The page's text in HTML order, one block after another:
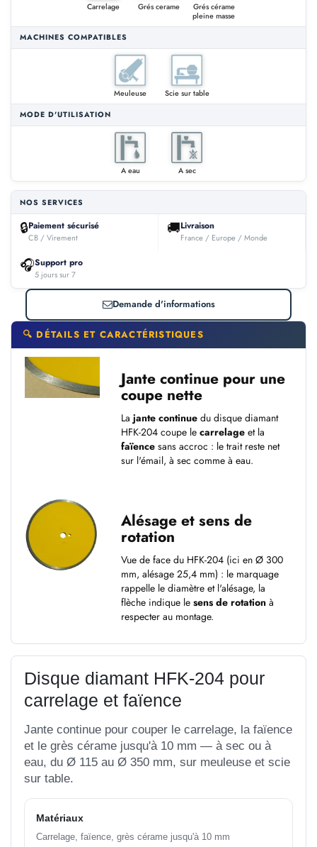
Carrelage Grés cerame
Grés cérame
pleine masse
MACHINES COMPATIBLES
Meuleuse
Scie sur table
MODE D'UTILISATION
A eau A sec
NOS SERVICES
🔒Paiement sécurisé
CB / Virement 🚚Livraison
France / Europe / Monde
🎧Support pro
5 jours sur 7
Demande d'informations
🔍 DÉTAILS ET CARACTÉRISTIQUES
Jante continue pour une
coupe nette
La jante continuedu disque diamant
HFK-204 coupe le carrelageet la
faïencesans accroc : le trait reste net
sur l'émail, à sec comme à eau.
Alésage et sens de
rotation
Vue de face du HFK-204 (ici en Ø 300
mm, alésage 25,4 mm) : le marquage
rappelle le diamètre et l'alésage, la
flèche indique le sens de rotationà
respecter au montage.
Disque diamant HFK-204 pour
carrelage et faïence
Jante continue pour couper le carrelage, la faïence
et le grès cérame jusqu'à 10 mm — à sec ou à
eau, du Ø 115 au Ø 350 mm, sur meuleuse et scie
sur table.
Matériaux
Carrelage, faïence, grès cérame jusqu'à 10 mm